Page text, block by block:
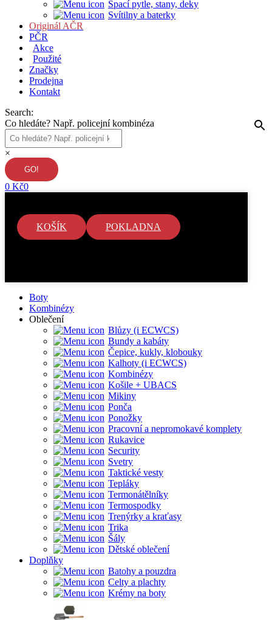
Spací pytle, stany, deky
Svítilny a baterky
Originál AČR
PČR
Akce
Použité
Značky
Prodejna
Kontakt
Search:
Co hledáte? Např. policejní kombinéza
×
0 Kč0
KOŠÍK POKLADNA
Boty
Kombinézy
Oblečení
Blůzy (i ECWCS)
Bundy a kabáty
Čepice, kukly, klobouky
Kalhoty (i ECWCS)
Kombinézy
Košile + UBACS
Mikiny
Ponča
Ponožky
Pracovní a nepromokavé komplety
Rukavice
Security
Svetry
Taktické vesty
Tepláky
Termonátělníky
Termospodky
Trenýrky a kraťasy
Trika
Šály
Dětské oblečení
Doplňky
Batohy a pouzdra
Celty a plachty
Krémy na boty